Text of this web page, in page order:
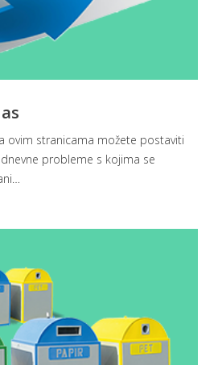
ovim stranicama možete postaviti
probleme s kojima se
…